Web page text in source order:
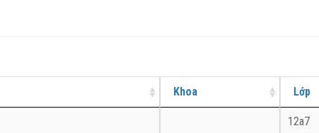
Khoa Lớp
12a7